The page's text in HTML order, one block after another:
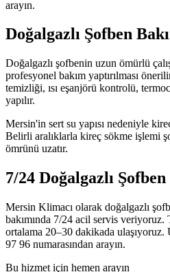
arayın.
Doğalgazlı Şofben
Doğalgazlı şofbenin uzun ömürlü
profesyonel bakım yaptırılması
temizliği, ısı eşanjörü kontrolü,
yapılır.
Mersin'in sert su yapısı nedeniyle
Belirli aralıklarla kireç sökme işlemi
ömrünü uzatır.
7/24 Doğalgazlı
Mersin Klimacı olarak doğalgazlı
bakımında 7/24 acil servis
ortalama 20–30 dakikada
97 96 numarasından arayın.
Bu hizmet için hemen arayın